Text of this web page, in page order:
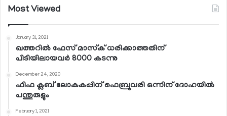
Most Viewed
January 31, 2021
ഖത്തറില്‍ ഫേസ് മാസ്‌ക് ധരിക്കാത്തതിന്
പിടിയിലായവര്‍ 8000 കടന്നു
December 24, 2020
ഫിഫ ക്ലബ് ലോകകപ്പിന് ഫെബ്രുവരി ഒന്നിന് ദോഹയില്‍
പന്തുരുളും
February 1, 2021